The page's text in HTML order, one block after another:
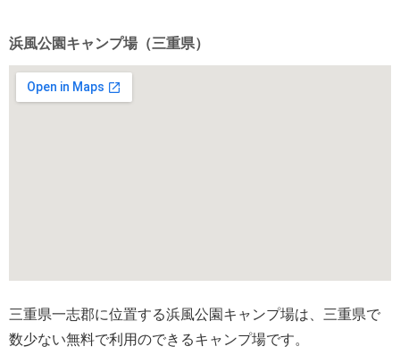
浜風公園キャンプ場（三重県）
三重県一志郡に位置する浜風公園キャンプ場は、三重県で
数少ない無料で利用のできるキャンプ場です。